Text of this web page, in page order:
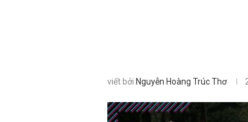
viết bởi Nguyễn Hoàng Trúc Thơ